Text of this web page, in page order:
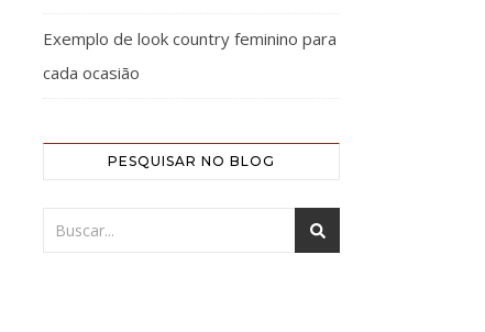
Exemplo de look country feminino para
cada ocasião
PESQUISAR NO BLOG